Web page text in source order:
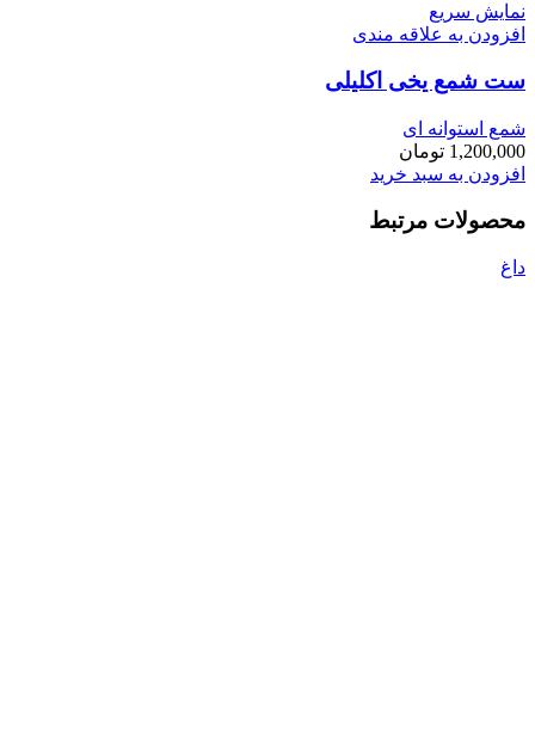
نمایش سریع
افزودن به علاقه مندی
ست شمع یخی اکلیلی
شمع استوانه ای
1,200,000 تومان
افزودن به سبد خرید
محصولات مرتبط
داغ